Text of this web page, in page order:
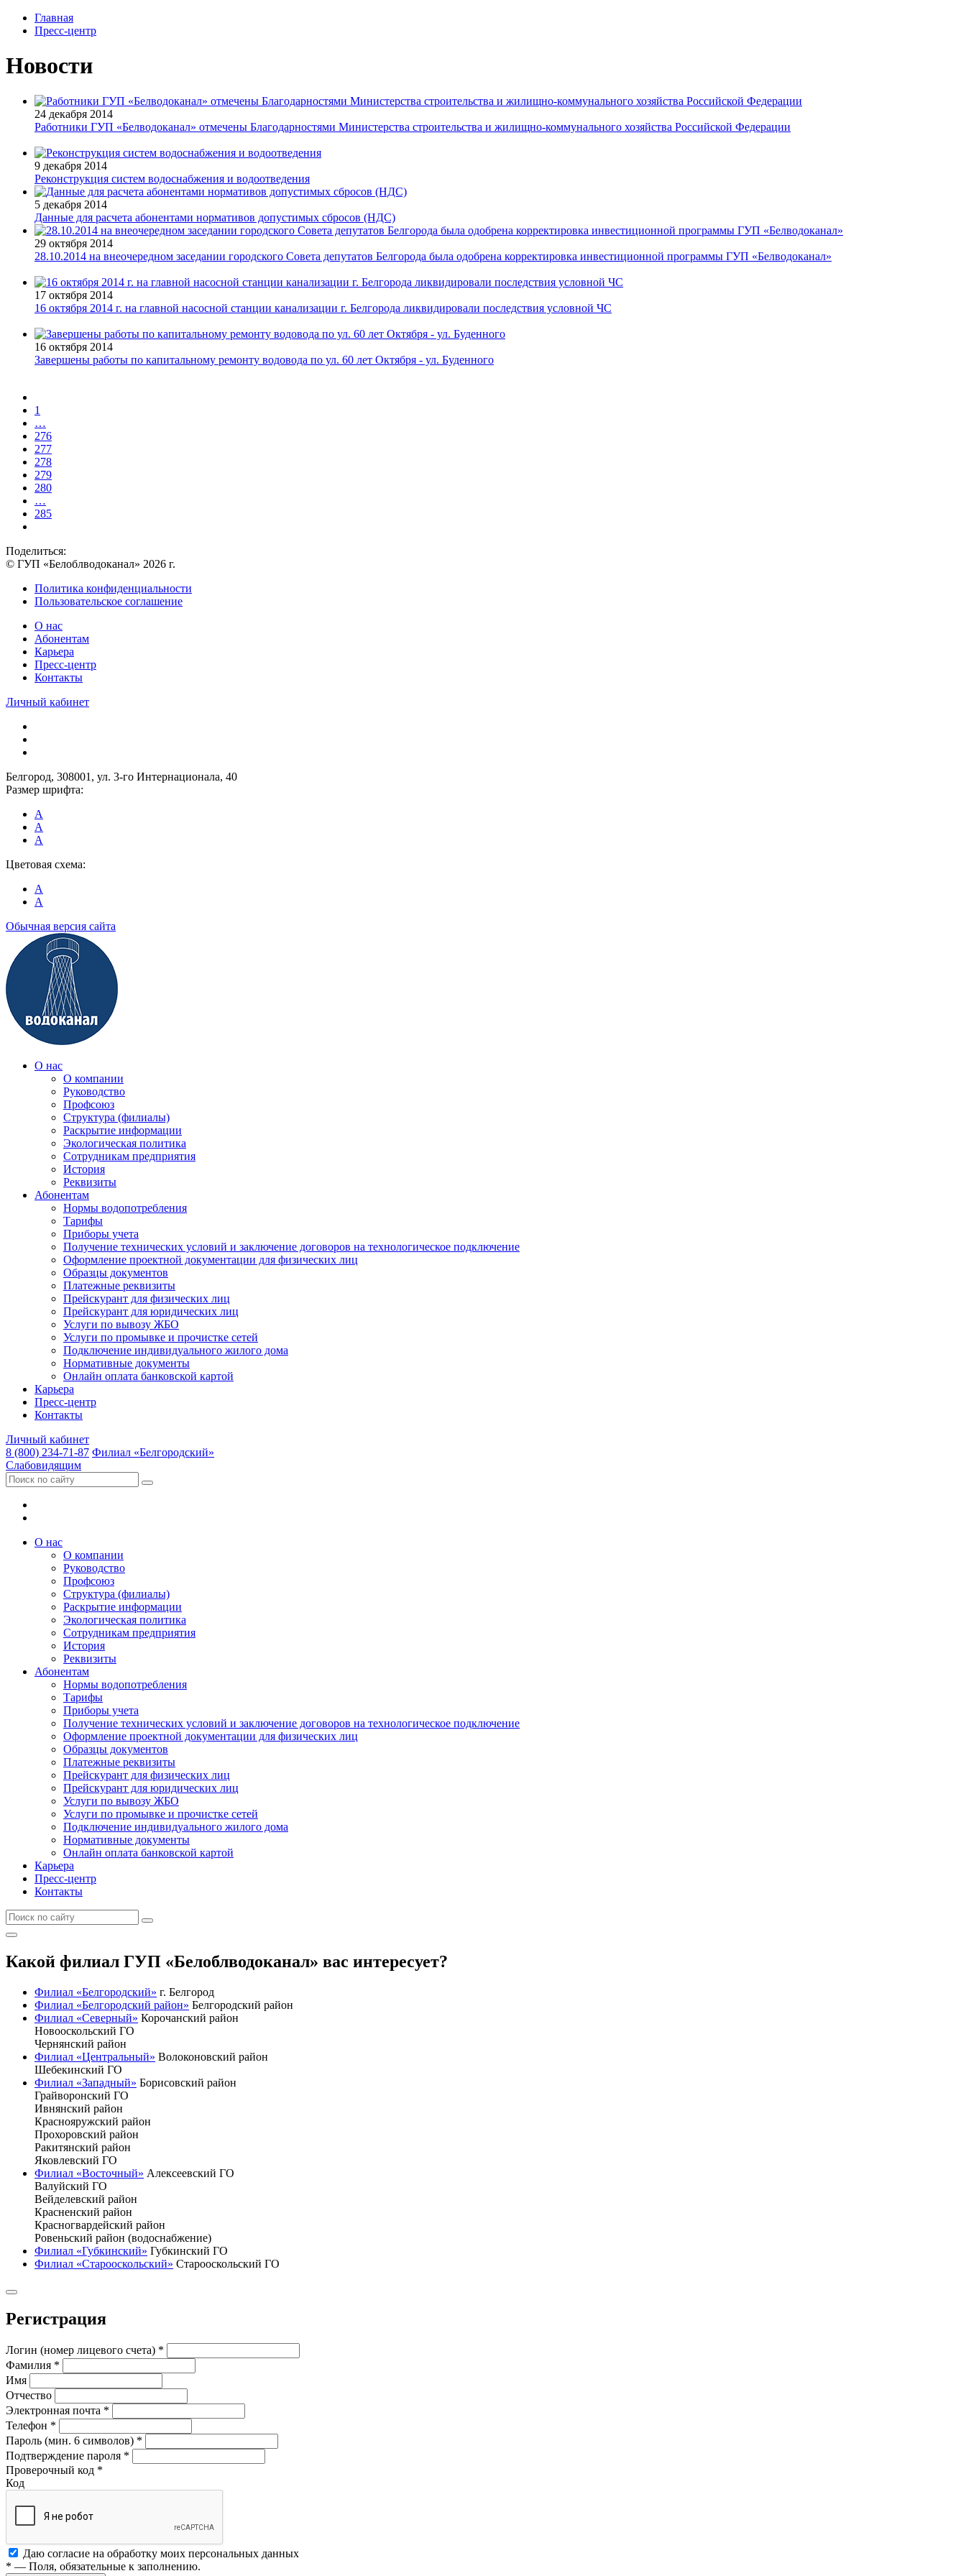
Главная
Пресс-центр
Новости
24 декабря 2014
Работники ГУП «Белводоканал» отмечены Благодарностями Министерства строительства и жилищно-коммунального хозяйства Российской Федерации
9 декабря 2014
Реконструкция систем водоснабжения и водоотведения
5 декабря 2014
Данные для расчета абонентами нормативов допустимых сбросов (НДС)
29 октября 2014
28.10.2014 на внеочередном заседании городского Совета депутатов Белгорода была одобрена корректировка инвестиционной программы ГУП «Белводоканал»
17 октября 2014
16 октября 2014 г. на главной насосной станции канализации г. Белгорода ликвидировали последствия условной ЧС
16 октября 2014
Завершены работы по капитальному ремонту водовода по ул. 60 лет Октября - ул. Буденного
1
…
276
277
278
279
280
…
285
Поделиться:
© ГУП «Белоблводоканал» 2026 г.
Политика конфиденциальности
Пользовательское соглашение
О нас
Абонентам
Карьера
Пресс-центр
Контакты
Личный кабинет
Белгород, 308001, ул. 3-го Интернационала, 40
Размер шрифта:
A
A
A
Цветовая схема:
A
A
Обычная версия сайта
О нас
О компании
Руководство
Профсоюз
Структура (филиалы)
Раскрытие информации
Экологическая политика
Сотрудникам предприятия
История
Реквизиты
Абонентам
Нормы водопотребления
Тарифы
Приборы учета
Получение технических условий и заключение договоров на технологическое подключение
Оформление проектной документации для физических лиц
Образцы документов
Платежные реквизиты
Прейскурант для физических лиц
Прейскурант для юридических лиц
Услуги по вывозу ЖБО
Услуги по промывке и прочистке сетей
Подключение индивидуального жилого дома
Нормативные документы
Онлайн оплата банковской картой
Карьера
Пресс-центр
Контакты
Личный кабинет
8 (800) 234-71-87 Филиал «Белгородский»
Слабовидящим
О нас
О компании
Руководство
Профсоюз
Структура (филиалы)
Раскрытие информации
Экологическая политика
Сотрудникам предприятия
История
Реквизиты
Абонентам
Нормы водопотребления
Тарифы
Приборы учета
Получение технических условий и заключение договоров на технологическое подключение
Оформление проектной документации для физических лиц
Образцы документов
Платежные реквизиты
Прейскурант для физических лиц
Прейскурант для юридических лиц
Услуги по вывозу ЖБО
Услуги по промывке и прочистке сетей
Подключение индивидуального жилого дома
Нормативные документы
Онлайн оплата банковской картой
Карьера
Пресс-центр
Контакты
Какой филиал ГУП «Белоблводоканал» вас интересует?
Филиал «Белгородский» г. Белгород
Филиал «Белгородский район» Белгородский район
Филиал «Северный» Корочанский район
Новооскольский ГО
Чернянский район
Филиал «Центральный» Волоконовский район
Шебекинский ГО
Филиал «Западный» Борисовский район
Грайворонский ГО
Ивнянский район
Краснояружский район
Прохоровский район
Ракитянский район
Яковлевский ГО
Филиал «Восточный» Алексеевский ГО
Валуйский ГО
Вейделевский район
Красненский район
Красногвардейский район
Ровеньский район (водоснабжение)
Филиал «Губкинский» Губкинский ГО
Филиал «Старооскольский» Старооскольский ГО
Регистрация
Логин (номер лицевого счета) *
Фамилия *
Имя
Отчество
Электронная почта *
Телефон *
Пароль (мин. 6 символов) *
Подтверждение пароля *
Проверочный код *
Код
Даю согласие на обработку моих персональных данных
* — Поля, обязательные к заполнению.